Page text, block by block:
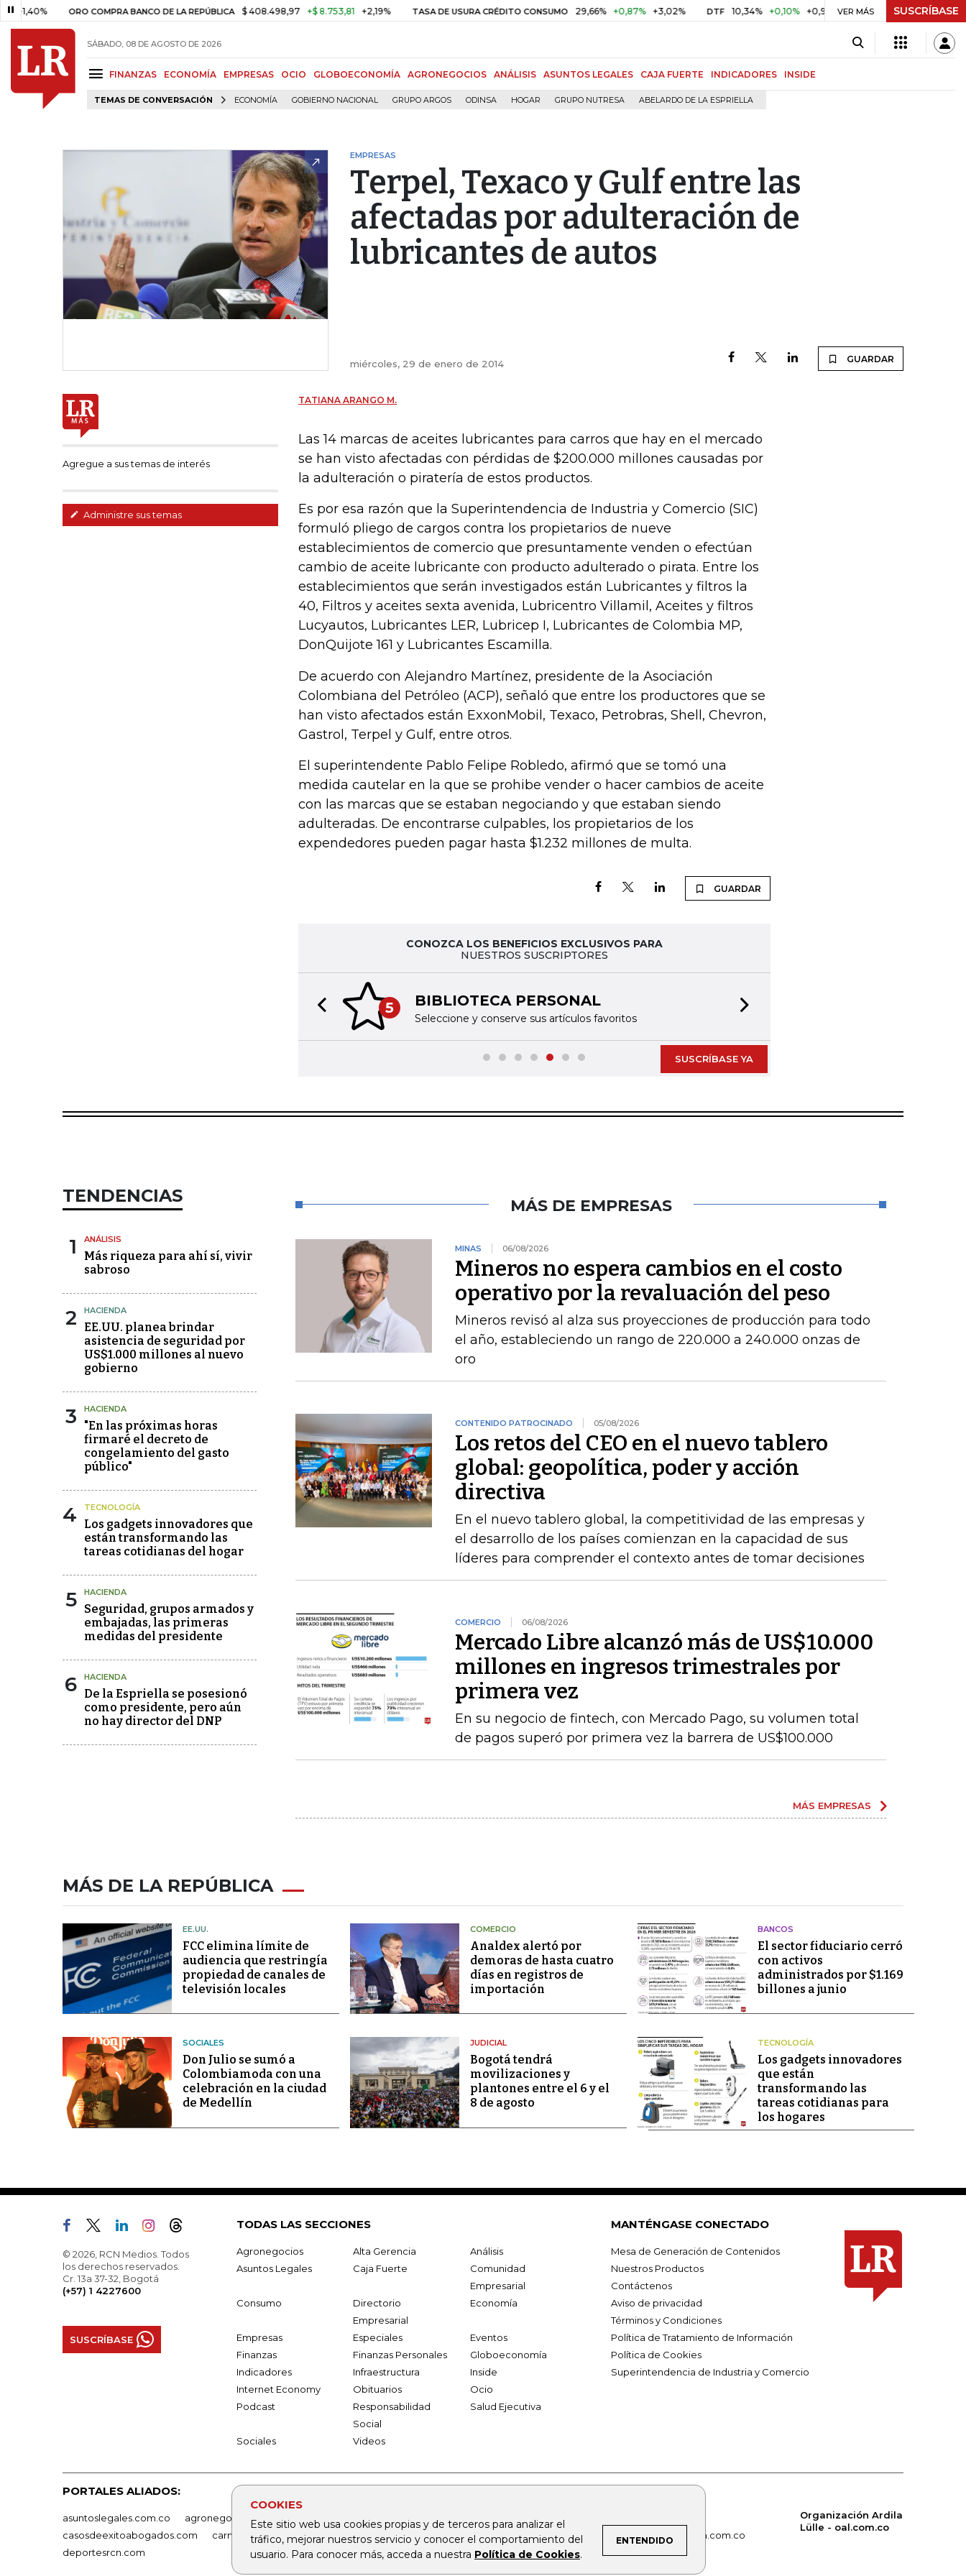
ORO COMPRA BANCO DE LA REPÚBLICA $ 408.498,97 +$ 8.753,81 +2,19% TASA DE USURA CRÉDITO CONSUMO 29,66% +0,87% +3,02% DTF 10,34% +0,10% +0,98% UVR $ 416,96 +$ 0,05 +0,01%
VER MÁS SUSCRÍBASE
SÁBADO, 08 DE AGOSTO DE 2026
FINANZAS ECONOMÍA EMPRESAS OCIO GLOBOECONOMÍA AGRONEGOCIOS ANÁLISIS ASUNTOS LEGALES CAJA FUERTE INDICADORES INSIDE
TEMAS DE CONVERSACIÓN ECONOMÍA GOBIERNO NACIONAL GRUPO ARGOS ODINSA HOGAR GRUPO NUTRESA ABELARDO DE LA ESPRIELLA
COOKIES
Este sitio web usa cookies propias y de terceros para analizar el
tráfico, mejorar nuestros servicio y conocer el comportamiento del
usuario. Para conocer más, acceda a nuestra Política de Cookies.
ENTENDIDO
EMPRESAS
Terpel, Texaco y Gulf entre las
afectadas por adulteración de
lubricantes de autos
miércoles, 29 de enero de 2014 GUARDAR
Agregue a sus temas de interés
Administre sus temas
TATIANA ARANGO M.
Las 14 marcas de aceites lubricantes para carros que hay en el mercado
se han visto afectadas con pérdidas de $200.000 millones causadas por
la adulteración o piratería de estos productos.
Es por esa razón que la Superintendencia de Industria y Comercio (SIC)
formuló pliego de cargos contra los propietarios de nueve
establecimientos de comercio que presuntamente venden o efectúan
cambio de aceite lubricante con producto adulterado o pirata. Entre los
establecimientos que serán investigados están Lubricantes y filtros la
40, Filtros y aceites sexta avenida, Lubricentro Villamil, Aceites y filtros
Lucyautos, Lubricantes LER, Lubricep I, Lubricantes de Colombia MP,
DonQuijote 161 y Lubricantes Escamilla.
De acuerdo con Alejandro Martínez, presidente de la Asociación
Colombiana del Petróleo (ACP), señaló que entre los productores que se
han visto afectados están ExxonMobil, Texaco, Petrobras, Shell, Chevron,
Gastrol, Terpel y Gulf, entre otros.
El superintendente Pablo Felipe Robledo, afirmó que se tomó una
medida cautelar en la que se prohibe vender o hacer cambios de aceite
con las marcas que se estaban negociando y que estaban siendo
adulteradas. De encontrarse culpables, los propietarios de los
expendedores pueden pagar hasta $1.232 millones de multa.
GUARDAR
CONOZCA LOS BENEFICIOS EXCLUSIVOS PARA
NUESTROS SUSCRIPTORES
5 BIBLIOTECA PERSONAL
Seleccione y conserve sus artículos favoritos
Previous slide
SUSCRÍBASE YA
TENDENCIAS
1 ANÁLISIS
Más riqueza para ahí sí, vivir
sabroso
2 HACIENDA
EE.UU. planea brindar
asistencia de seguridad por
US$1.000 millones al nuevo
gobierno
3 HACIENDA
"En las próximas horas
firmaré el decreto de
congelamiento del gasto
público"
4 TECNOLOGÍA
Los gadgets innovadores que
están transformando las
tareas cotidianas del hogar
5 HACIENDA
Seguridad, grupos armados y
embajadas, las primeras
medidas del presidente
6 HACIENDA
De la Espriella se posesionó
como presidente, pero aún
no hay director del DNP
MÁS DE EMPRESAS
MINAS 06/08/2026
Mineros no espera cambios en el costo
operativo por la revaluación del peso
Mineros revisó al alza sus proyecciones de producción para todo
el año, estableciendo un rango de 220.000 a 240.000 onzas de
oro
CONTENIDO PATROCINADO 05/08/2026
Los retos del CEO en el nuevo tablero
global: geopolítica, poder y acción
directiva
En el nuevo tablero global, la competitividad de las empresas y
el desarrollo de los países comienzan en la capacidad de sus
líderes para comprender el contexto antes de tomar decisiones
COMERCIO 06/08/2026
Mercado Libre alcanzó más de US$10.000
millones en ingresos trimestrales por
primera vez
En su negocio de fintech, con Mercado Pago, su volumen total
de pagos superó por primera vez la barrera de US$100.000
MÁS EMPRESAS
MÁS DE LA REPÚBLICA
EE.UU.
FCC elimina límite de
audiencia que restringía
propiedad de canales de
televisión locales
COMERCIO
Analdex alertó por
demoras de hasta cuatro
días en registros de
importación
BANCOS
El sector fiduciario cerró
con activos
administrados por $1.169
billones a junio
SOCIALES
Don Julio se sumó a
Colombiamoda con una
celebración en la ciudad
de Medellín
JUDICIAL
Bogotá tendrá
movilizaciones y
plantones entre el 6 y el
8 de agosto
TECNOLOGÍA
Los gadgets innovadores
que están
transformando las
tareas cotidianas para
los hogares
© 2026, RCN Medios. Todos
los derechos reservados.
Cr. 13a 37-32, Bogotá
(+57) 1 4227600
SUSCRÍBASE
TODAS LAS SECCIONES
Agronegocios Alta Gerencia
Análisis
Asuntos Legales
Caja Fuerte
Comunidad
Empresarial
Consumo
Directorio
Empresarial
Economía
Empresas Especiales
Eventos
Finanzas
Finanzas Personales
Globoeconomía
Indicadores
Infraestructura
Inside
Internet Economy
Obituarios
Ocio
Podcast
Responsabilidad
Social
Salud Ejecutiva
Sociales Videos
MANTÉNGASE CONECTADO
Mesa de Generación de Contenidos
Nuestros Productos
Contáctenos
Aviso de privacidad
Términos y Condiciones
Política de Tratamiento de Información
Política de Cookies
Superintendencia de Industria y Comercio
PORTALES ALIADOS:
asuntoslegales.com.co agronegocios.co empresas.larepublica.co firmasdeabogados.com
bolsaencolombia.com
casosdeexitoabogados.com
carnavalindustriacultural.com canalrcn.com rcnradio.com noticiasrcn.com lafm.com.co
alerta.com.co
deportesrcn.com
Organización Ardila
Lülle - oal.com.co